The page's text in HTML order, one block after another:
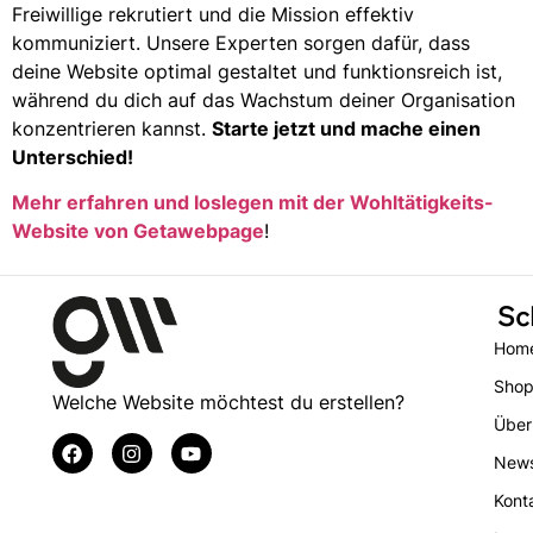
Freiwillige rekrutiert und die Mission effektiv
kommuniziert. Unsere Experten sorgen dafür, dass
deine Website optimal gestaltet und funktionsreich ist,
während du dich auf das Wachstum deiner Organisation
konzentrieren kannst. Starte jetzt und mache einen
Unterschied!
Mehr erfahren und loslegen mit der Wohltätigkeits-
Website von Getawebpage!
Welche Website möchtest du erstellen?